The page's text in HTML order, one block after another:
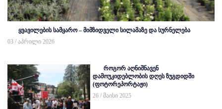
ყვავილების სამყარო – მიმზიდველი სილამაზე და სურნელება
03 / აპრილი 2026
როგორ აღნიშნავენ
დამოუკიდებლობის დღეს ზუგდიდში
(ფოტორეპორტაჟი)
26 / მაისი 2025